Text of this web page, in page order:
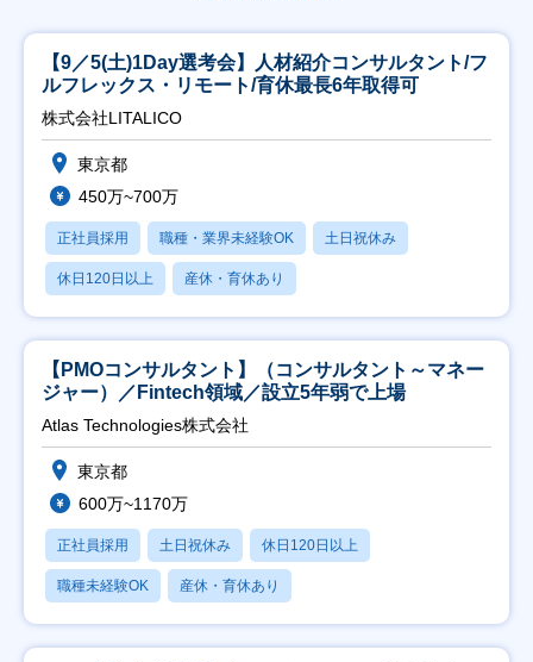
【9／5(土)1Day選考会】人材紹介コンサルタント/フ
ルフレックス・リモート/育休最長6年取得可
株式会社LITALICO
東京都
450万~700万
正社員採用 職種・業界未経験OK 土日祝休み
休日120日以上 産休・育休あり
【PMOコンサルタント】（コンサルタント～マネー
ジャー）／Fintech領域／設立5年弱で上場
Atlas Technologies株式会社
東京都
600万~1170万
正社員採用 土日祝休み 休日120日以上
職種未経験OK 産休・育休あり